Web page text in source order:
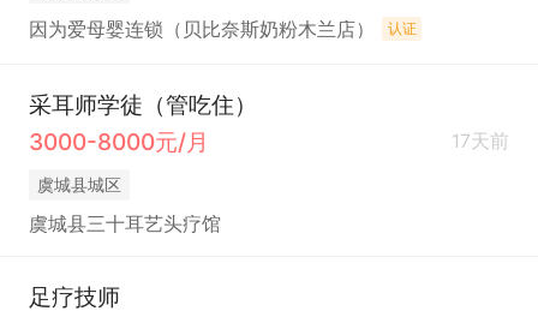
因为爱母婴连锁（贝比奈斯奶粉木兰店） 认证
采耳师学徒（管吃住）
3000-8000元/月
17天前
虞城县城区
虞城县三十耳艺头疗馆
足疗技师